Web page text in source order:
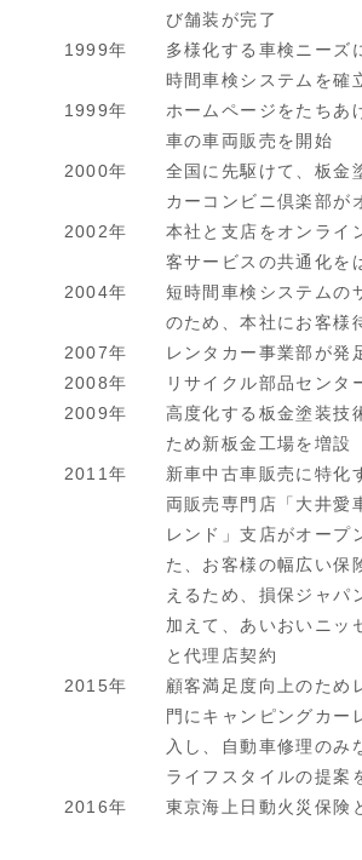
び舗装が完了
1999年
多様化する車検ニーズ
時間車検システムを確
1999年
ホームページをたちあ
車の車両販売を開始
2000年
全国に先駆けて、板金
カーコンビニ倶楽部が
2002年
本社と支店をオンライ
客サービスの共通化を
2004年
短時間車検システムの
のため、本社にお客様
2007年
レンタカー事業部が発
2008年
リサイクル部品センタ
2009年
高度化する板金塗装技
ため新板金工場を増設
2011年
新車中古車販売に特化
両販売専門店「大井愛
レンド」支店がオープ
た、お客様の幅広い保
えるため、損保ジャパ
加えて、あいおいニッ
と代理店契約
2015年
顧客満足度向上のため
門にキャンピングカー
入し、自動車修理のみ
ライフスタイルの提案
2016年
東京海上日動火災保険